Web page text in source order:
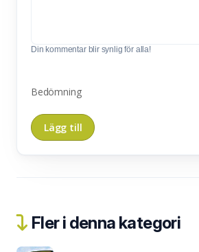
Din kommentar blir synlig för alla!
Bedömning
Fler i denna kategori